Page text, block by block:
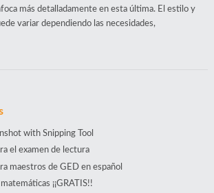
más detalladamente en esta última. El estilo y
variar dependiendo las necesidades,
with Snipping Tool
el examen de lectura
maestros de GED en español
¡¡GRATIS!!